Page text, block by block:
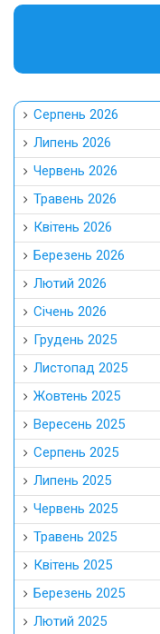
Серпень 2026
Липень 2026
Червень 2026
Травень 2026
Квітень 2026
Березень 2026
Лютий 2026
Січень 2026
Грудень 2025
Листопад 2025
Жовтень 2025
Вересень 2025
Серпень 2025
Липень 2025
Червень 2025
Травень 2025
Квітень 2025
Березень 2025
Лютий 2025